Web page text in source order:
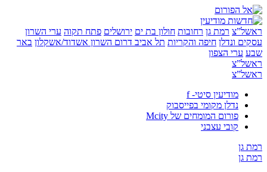
רמת גן רחובות חולון בת ים ירושלים פתח תקוה ערי השרון
ונדלן חיפה והקריות תל אביבדרום השרון אשדוד/אשקלון באר
ערי הצפון
מודיעין סיטי- f
נדלן מקומי בפייסבוק
פורום המומחים של Mcity
קובי עצבני